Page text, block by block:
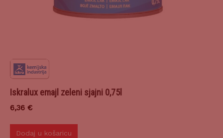
Iskralux emajl zeleni sjajni 0,75l
6,36 €
Dodaj u košaricu